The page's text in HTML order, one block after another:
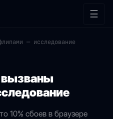
☰
— исследование
вызваны
10% сбоев в браузере